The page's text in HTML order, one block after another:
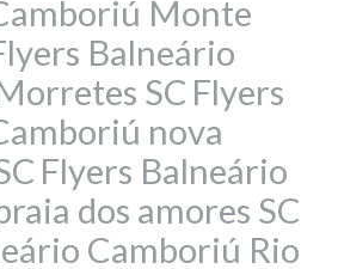
Monte
Balneário
SC Flyers
nova
Flyers Balneário
dos amores SC
Camboriú Rio